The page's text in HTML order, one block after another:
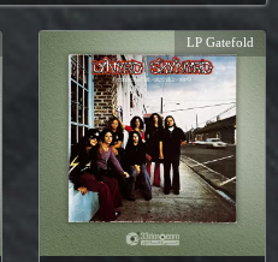
LP Gatefold